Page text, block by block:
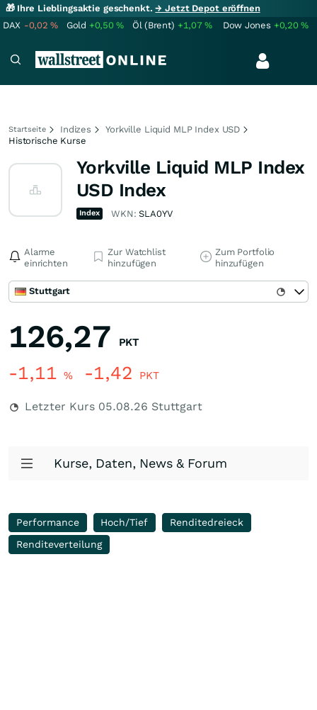
🎁 Ihre Lieblingsaktie geschenkt.→ Jetzt Depot eröffnen
DAX -0,02% Gold +0,50% Öl (Brent) +1,07% Dow Jones +0,20%
Startseite Indizes
Yorkville Liquid MLP Index USD
Historische Kurse
Yorkville Liquid MLP Index
USD Index
Index WKN:SLA0YV
Alarme
einrichten
Zur Watchlist
hinzufügen
Zum Portfolio
hinzufügen
Stuttgart
126,27 PKT
-1,11 % -1,42 PKT
Letzter Kurs 05.08.26 Stuttgart
Kurse, Daten, News & Forum
Performance Hoch/Tief
Renditedreieck
Renditeverteilung